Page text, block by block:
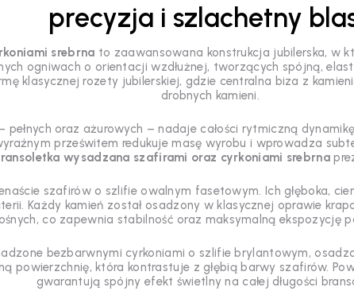
precyzja i szlachetny
srebrna to zaawansowana konstrukcja jubilerska, w
ogniwach o orientacji wzdłużnej, tworzących spójną,
klasycznej rozety jubilerskiej, gdzie centralna biza z
drobnych kamieni.
oraz ażurowych – nadaje całości rytmiczną
prześwitem redukuje masę wyrobu i wprowadza
wysadzana szafirami oraz cyrkoniami srebrna
szafirów o szlifie owalnym fasetowym. Ich głęboka,
Każdy kamień został osadzony w klasycznej oprawie
co zapewnia stabilność oraz maksymalną ekspozycję
bezbarwnymi cyrkoniami o szlifie brylantowym,
powierzchnię, która kontrastuje z głębią barwy szafirów.
gwarantują spójny efekt świetlny na całej długości